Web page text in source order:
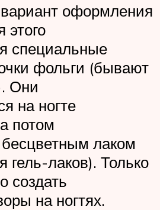
оформления
этого
специальные
фольги (бывают
Они
на ногте
потом
лаком
гель-лаков). Только
создать
на ногтях.